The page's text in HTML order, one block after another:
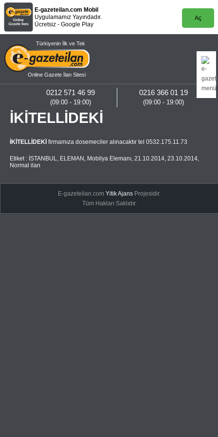
E-gazeteilan.com Mobil
Uygulamamız Yayındadır.
Ücretsiz - Google Play
Aç
Türkiyenin İlk ve Tek
Online Gazete İlan Sitesi
0216 366 01 19
(09:00 - 19:00)
0212 571 46 99
(09:00 - 19:00)
İKİTELLİDEKİ
İKİTELLİDEKİ firmamıza dosemeciler alınacaktır tel 0532.175.11.73
Etiket : İSTANBUL, ELEMAN , Mobilya Elemanı, 21.10.2014, 23.10.2014,
Normal ilan
E-gazeteilan.comYitik Ajans Projesidir.
Tüm Hakları Saklıdır.